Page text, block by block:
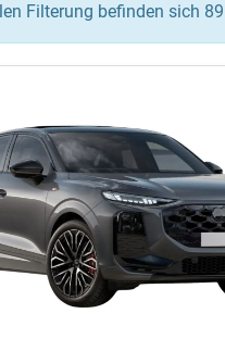
Filterung befinden sich 89